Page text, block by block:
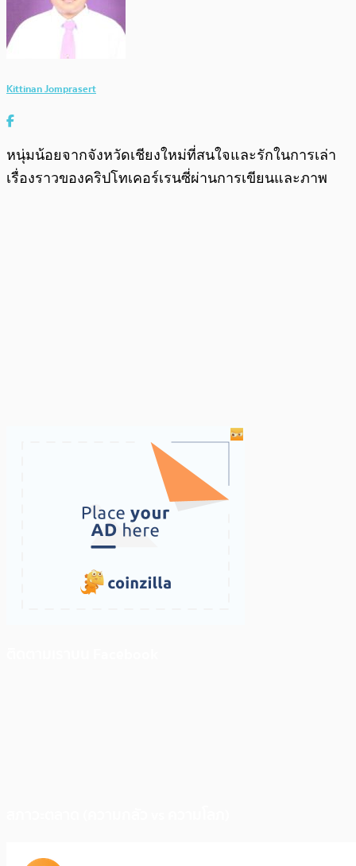
Kittinan Jomprasert
หนุ่มน้อยจากจังหวัดเชียงใหม่ที่สนใจและรักในการเล่า
เรื่องราวของคริปโทเคอร์เรนซี่ผ่านการเขียนและภาพ